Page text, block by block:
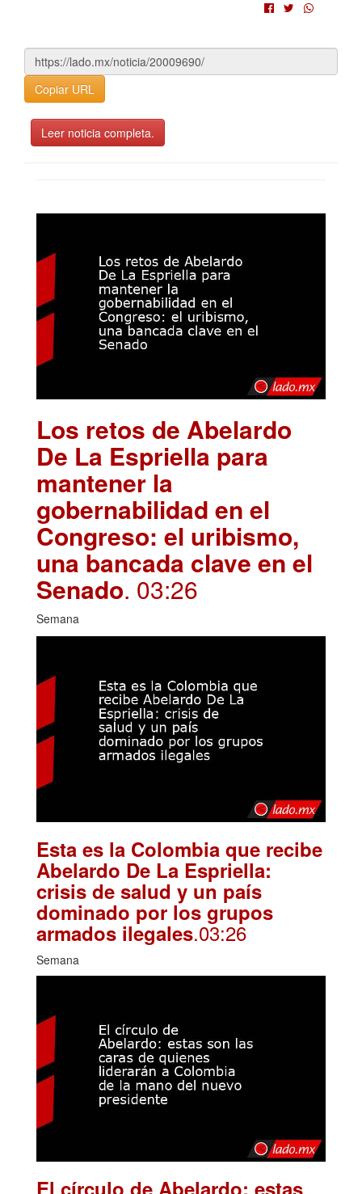
Copiar URL
Leer noticia completa.
Los retos de Abelardo
De La Espriella para
mantener la
gobernabilidad en el
Congreso: el uribismo,
una bancada clave en el
Senado. 03:26
Semana
Esta es la Colombia que recibe
Abelardo De La Espriella:
crisis de salud y un país
dominado por los grupos
armados ilegales.03:26
Semana
El círculo de Abelardo: estas